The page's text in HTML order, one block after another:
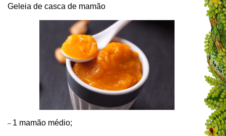
Geleia de casca de mamão
– 1 mamão médio;